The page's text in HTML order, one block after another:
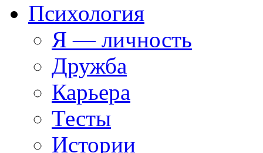
Психология
Я — личность
Дружба
Карьера
Тесты
Истории